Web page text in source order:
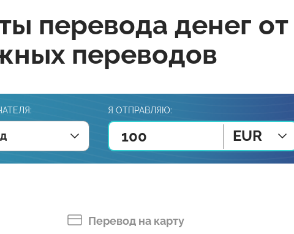
перевода денег
переводов
Я ОТПРАВЛЯЮ:
EUR
Перевод на карту